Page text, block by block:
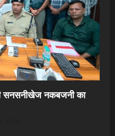
सनसनीखेज नकबजनी का